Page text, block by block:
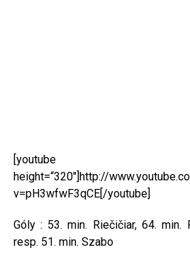
[youtube
height=“320″]http://
v=pH3wfwF3qCE[/youtube]
Góly : 53. min. Riečičiar, 64. min.
resp. 51. min. Szabo